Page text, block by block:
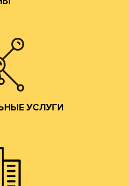
УСЛУГИ
УСЛУГИ
штанц-форм;
и потенциальных
сотрудничества.
гофротары.